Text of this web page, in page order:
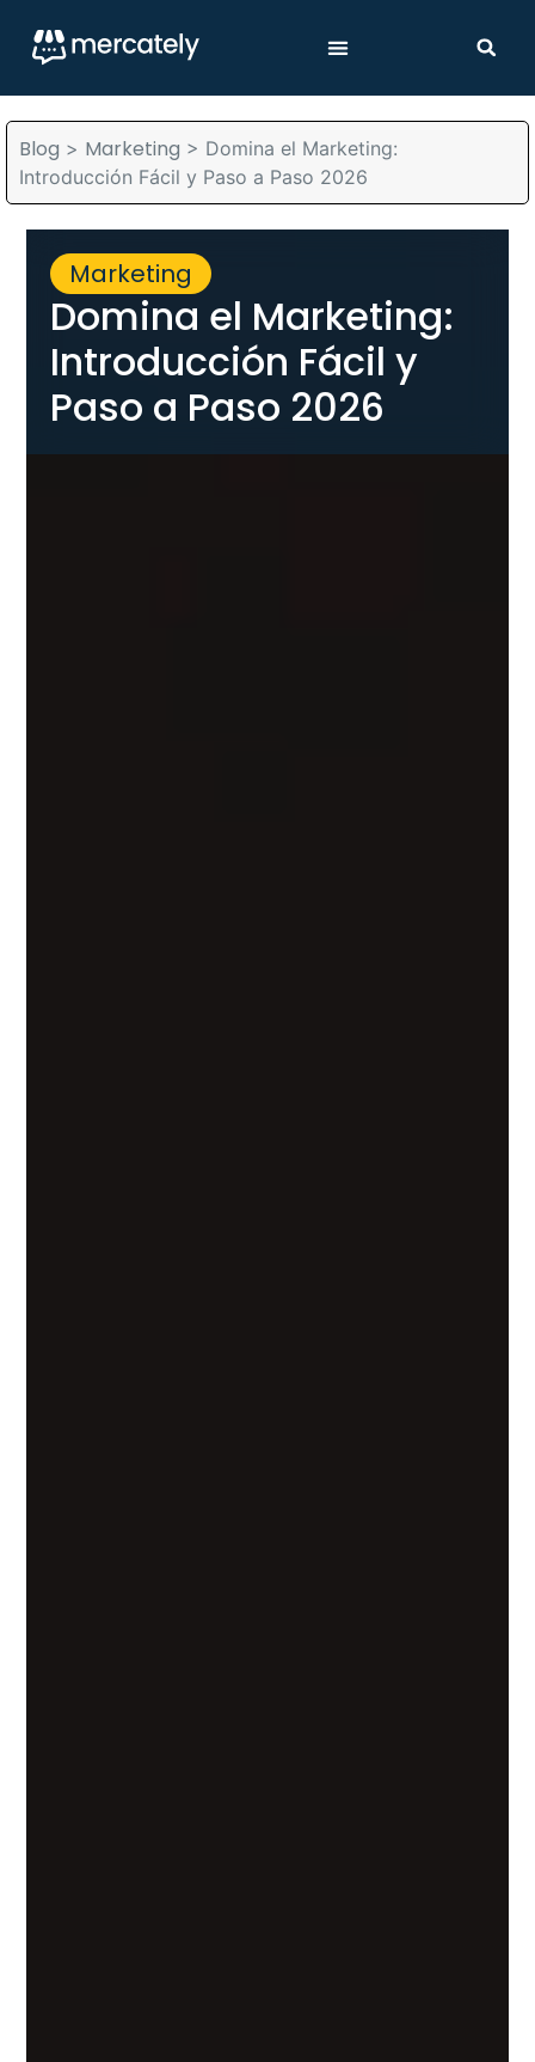
Blog > Marketing > Domina el Marketing:
Introducción Fácil y Paso a Paso 2026
Marketing
Domina el Marketing:
Introducción Fácil y
Paso a Paso 2026